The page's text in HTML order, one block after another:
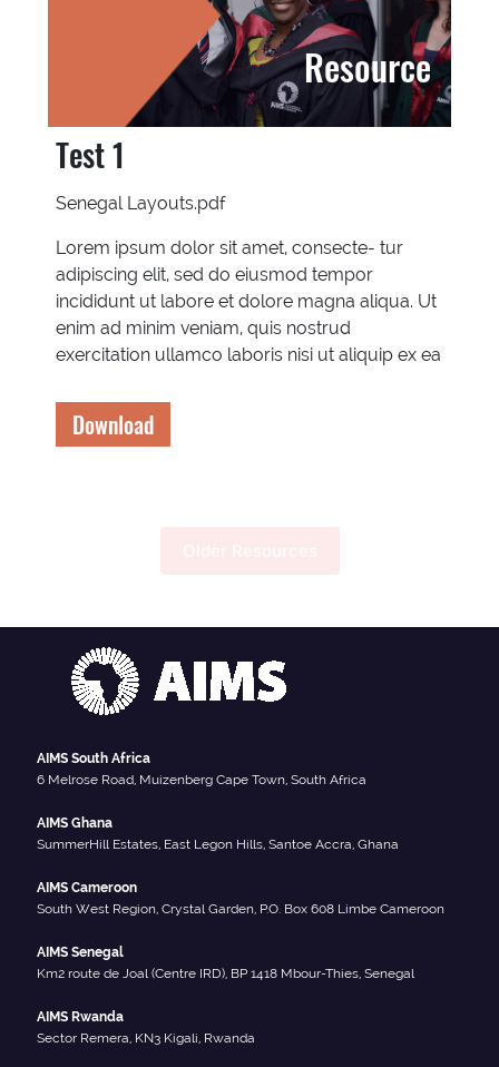
Resource
Test 1
Senegal Layouts.pdf
Lorem ipsum dolor sit amet, consecte- tur
adipiscing elit, sed do eiusmod tempor
incididunt ut labore et dolore magna aliqua. Ut
enim ad minim veniam, quis nostrud
exercitation ullamco laboris nisi ut aliquip ex ea
Download
AIMS South Africa
6 Melrose Road, Muizenberg Cape Town, South Africa
AIMS Ghana
SummerHill Estates, East Legon Hills, Santoe Accra, Ghana
AIMS Cameroon
South West Region, Crystal Garden, P.O. Box 608 Limbe Cameroon
AIMS Senegal
Km2 route de Joal (Centre IRD), BP 1418 Mbour-Thies, Senegal
AIMS Rwanda
Sector Remera, KN3 Kigali, Rwanda